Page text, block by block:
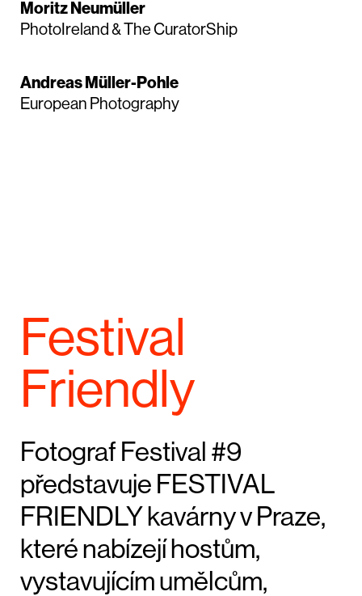
Moritz Neumüller
PhotoIreland & The CuratorShip
Andreas Müller-Pohle
European Photography
Festival
Friendly
Fotograf Festival #9
představuje FESTIVAL
FRIENDLY kavárny v Praze,
které nabízejí hostům,
vystavujícím umělcům,